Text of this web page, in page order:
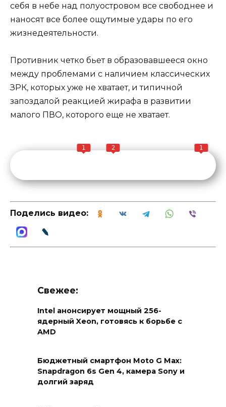
себя в небе над полуостровом все свободнее и
наносят все более ощутимые удары по его
жизнедеятельности.
Противник четко бьет в образовавшееся окно
между проблемами с наличием классических
ЗРК, которых уже не хватает, и типичной
запоздалой реакцией жирафа в развитии
малого ПВО, которого еще не хватает.
1 2 1
Поделись видео:
Свежее:
Intel анонсирует мощный 256-
ядерный Xeon, готовясь к борьбе с
AMD
Бюджетный смартфон Moto G Max:
Snapdragon 6s Gen 4, камера Sony и
долгий заряд